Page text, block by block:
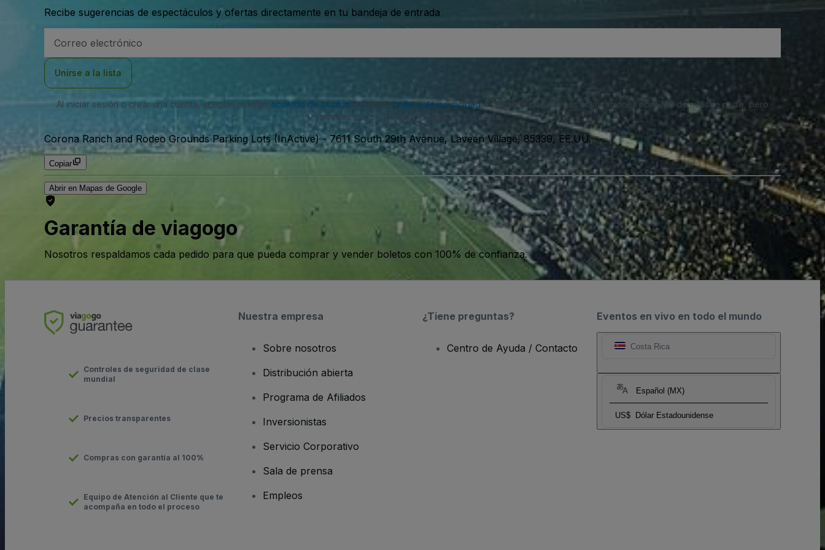
Recibe sugerencias de espectáculos y ofertas directamente en tu bandeja de entrada
de
Unirse a la lista
Al iniciar sesión o crear una cuenta, aceptas nuestro acuerdo de usuario y nuestrapolítica de privacidad. Es posible que recibas notificaciones por SMS de nuestra parte, pero
puedes darte de baja en cualquier momento.
Corona Ranch and Rodeo Grounds Parking Lots (InActive)-7611 South 29th Avenue, Laveen Village, 85339, EE.UU.
Copiar
Abrir en Mapas de Google
Garantía de viagogo
Nosotros respaldamos cada pedido para que pueda comprar y vender boletos con 100% de confianza.
Eventos en vivo en todo el mundo
Costa Rica
Español (MX)
US$ Dólar Estadounidense
Controles de seguridad de clase
mundial
Precios transparentes
Compras con garantía al 100%
Equipo de Atención al Cliente que te
acompaña en todo el proceso
Nuestra empresa
Sobre nosotros
Distribución abierta
Programa de Afiliados
Inversionistas
Servicio Corporativo
Sala de prensa
Empleos
¿Tiene preguntas?
Centro de Ayuda / Contacto